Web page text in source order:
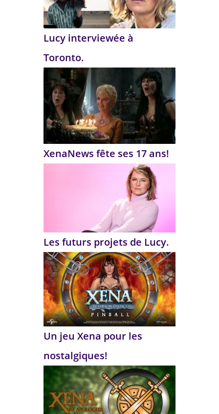
Lucy interviewée à
Toronto.
XenaNews fête ses 17 ans!
Les futurs projets de Lucy.
Un jeu Xena pour les
nostalgiques!